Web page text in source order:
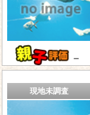
－
現地未調査